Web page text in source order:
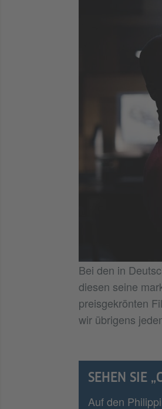
Bei den in
diesen seine
preisgekrönten
wir übrigens
SEHEN SIE
Auf den